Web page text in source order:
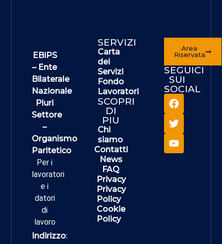
EBiPS
– Ente
Bilaterale
Nazionale
Pluri
Settore
–
Organismo
Paritetico
Per i
lavoratori
e i
datori
di
lavoro
Indirizzo:
SERVIZI
Carta
dei
Servizi
Fondo
Lavoratori
SCOPRI
DI
PIU
Chi
siamo
Contatti
News
FAQ
Privacy
Privacy
Policy
Cookie
Policy
Area
Riservata
SEGUICI
SUI
SOCIAL